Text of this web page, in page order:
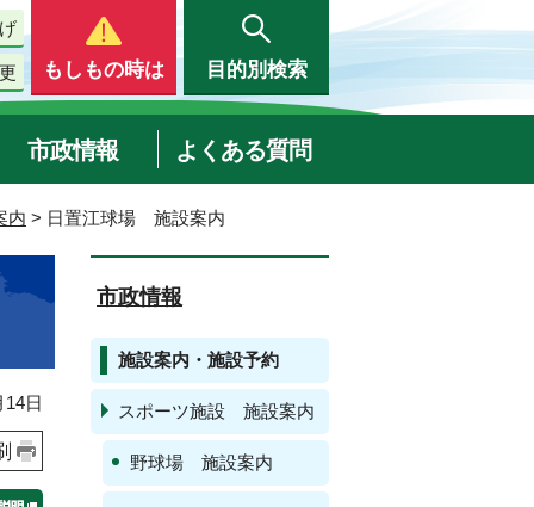
もしもの時は 目的別検索
市政情報 よくある質問
内 > 日置江球場 施設案内
日
市政情報
施設案内・施設予約
スポーツ施設 施設案内
野球場 施設案内